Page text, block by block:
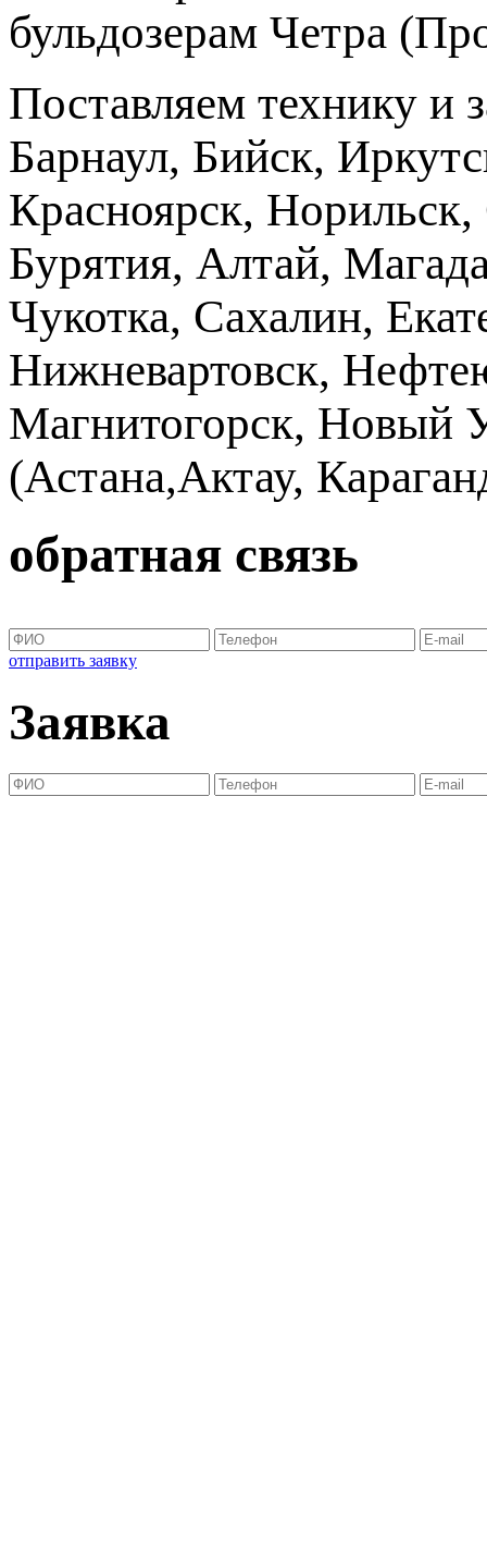
бульдозерам Четра
Поставляем технику и
Барнаул, Бийск,
Красноярск,
Бурятия, Алтай,
Чукотка, Сахалин,
Нижневартовск,
Магнитогорск, Новый
(Астана,Актау,
обратная связь
отправить заявку
Заявка